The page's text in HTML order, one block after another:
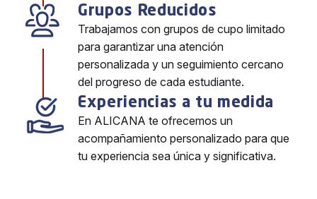
Grupos Reducidos
Trabajamos con grupos de cupo limitado
para garantizar una atención
personalizada y un seguimiento cercano
del progreso de cada estudiante.
Experiencias a tu medida
En ALICANA te ofrecemos un
acompañamiento personalizado para que
tu experiencia sea única y significativa.